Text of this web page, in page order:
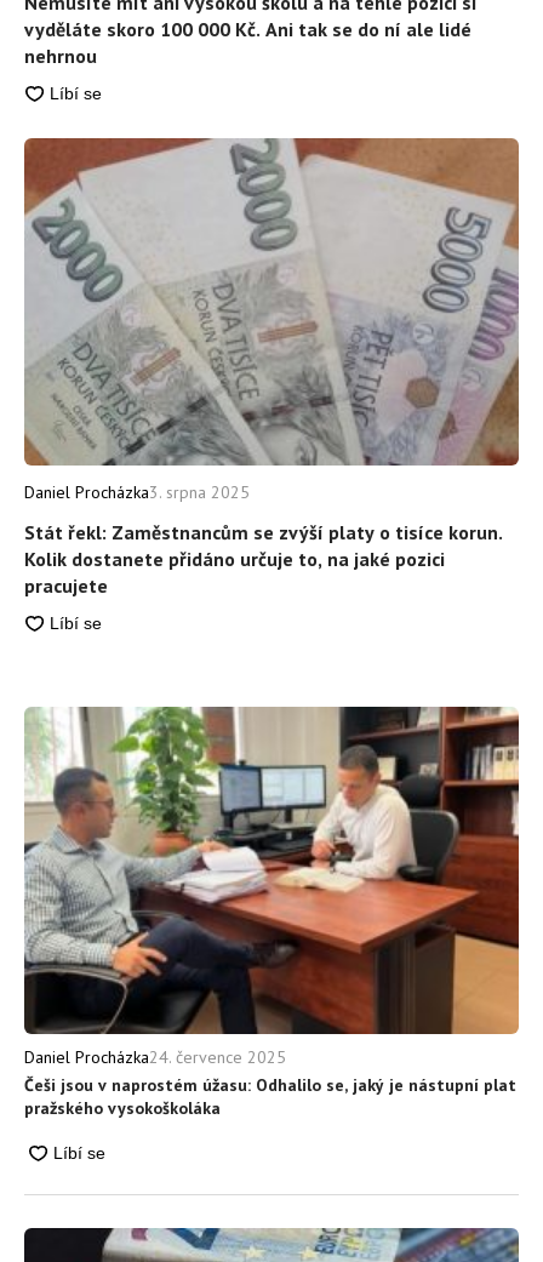
vyděláte skoro 100 000 Kč. Ani tak se do ní ale lidé
nehrnou
Stát řekl: Zaměstnancům se zvýší platy o tisíce korun.
Kolik dostanete přidáno určuje to, na jaké pozici
pracujete
Daniel Procházka3. srpna 2025
Daniel Procházka24. července 2025
Češi jsou v naprostém úžasu: Odhalilo se, jaký je nástupní plat
pražského vysokoškoláka